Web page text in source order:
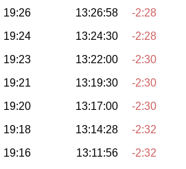
19:26 13:26:58
-2:28
19:24 13:24:30
-2:28
19:23 13:22:00
-2:30
19:21 13:19:30
-2:30
19:20 13:17:00
-2:30
19:18 13:14:28
-2:32
19:16 13:11:56 -2:32